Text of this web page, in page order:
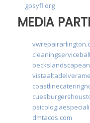
gpsyfl.org
MEDIA
dmtacos.com